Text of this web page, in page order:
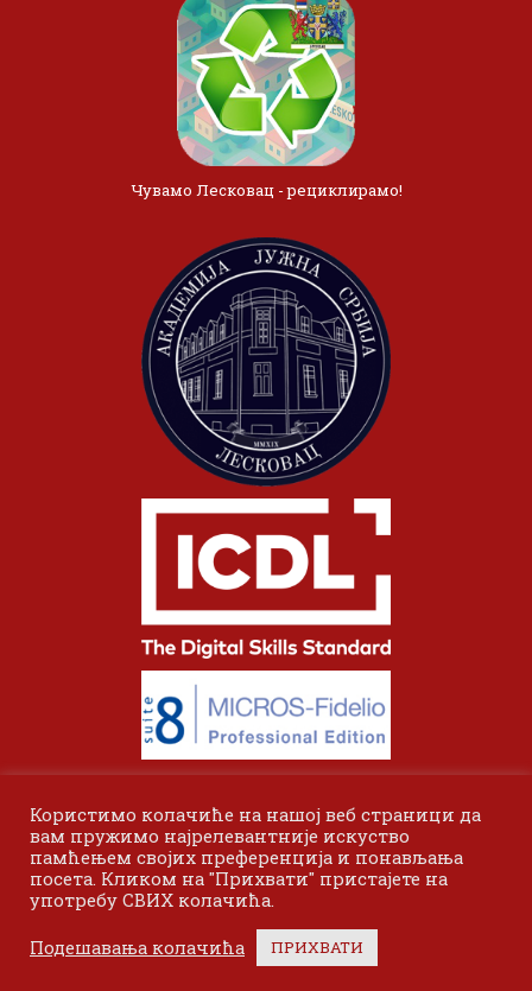
Чувамо Лесковац - рециклирамо!
© 2024 Одсек Висока пословна школа Лесковац. Сва права
задржана.
Користимо колачиће на нашој веб страници да
вам пружимо најрелевантније искуство
памћењем својих преференција и понављања
посета. Кликом на "Прихвати" пристајете на
употребу СВИХ колачића.
Подешавања колачића ПРИХВАТИ